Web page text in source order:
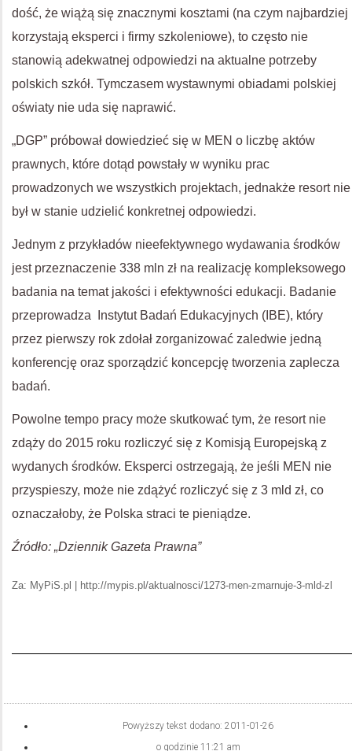
dość, że wiążą się znacznymi kosztami (na czym najbardziej
korzystają eksperci i firmy szkoleniowe), to często nie
stanowią adekwatnej odpowiedzi na aktualne potrzeby
polskich szkół. Tymczasem wystawnymi obiadami polskiej
oświaty nie uda się naprawić.
„DGP” próbował dowiedzieć się w MEN o liczbę aktów
prawnych, które dotąd powstały w wyniku prac
prowadzonych we wszystkich projektach, jednakże resort nie
był w stanie udzielić konkretnej odpowiedzi.
Jednym z przykładów nieefektywnego wydawania środków
jest przeznaczenie 338 mln zł na realizację kompleksowego
badania na temat jakości i efektywności edukacji. Badanie
przeprowadza Instytut Badań Edukacyjnych (IBE), który
przez pierwszy rok zdołał zorganizować zaledwie jedną
konferencję oraz sporządzić koncepcję tworzenia zaplecza
badań.
Powolne tempo pracy może skutkować tym, że resort nie
zdąży do 2015 roku rozliczyć się z Komisją Europejską z
wydanych środków. Eksperci ostrzegają, że jeśli MEN nie
przyspieszy, może nie zdążyć rozliczyć się z 3 mld zł, co
oznaczałoby, że Polska straci te pieniądze.
Źródło: „Dziennik Gazeta Prawna”
Za: MyPiS.pl | http://mypis.pl/aktualnosci/1273-men-zmarnuje-3-mld-zl
Powyższy tekst dodano: 2011-01-26
o godzinie 11:21 am